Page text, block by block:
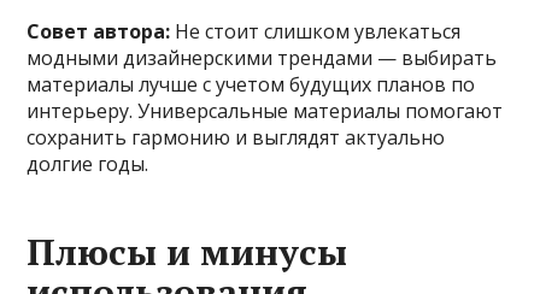
Совет автора: Не стоит слишком увлекаться
модными дизайнерскими трендами — выбирать
материалы лучше с учетом будущих планов по
интерьеру. Универсальные материалы помогают
сохранить гармонию и выглядят актуально
долгие годы.
Плюсы и минусы